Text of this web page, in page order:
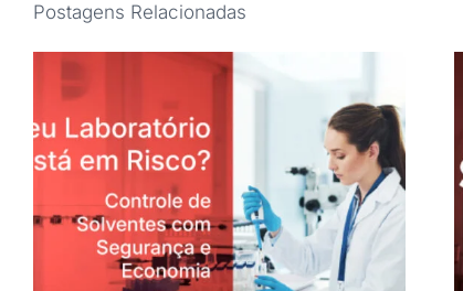
Postagens Relacionadas
Controle de Solventes em Laboratório:
Como Garantir Segurança e Economia